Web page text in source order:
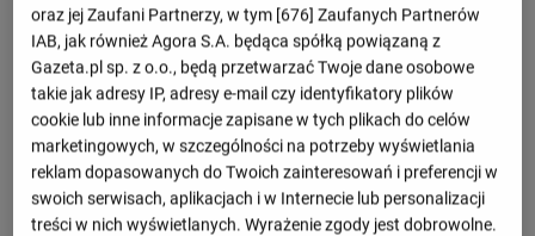
Ostatnie mecze
Unia Skierniewice
- : -
05.08, 17:45 Sokol Kleczew
Sokol Kleczew
0 : 0
0 : 0
Zawisza Bydgoszcz
1 : 1
0 : 0 Sokol Kleczew
oraz jej Zaufani Partnerzy, w tym [676] Zaufanych Partnerów
IAB, jak również Agora S.A. będąca spółką powiązaną z
Gazeta.pl sp. z o.o., będą przetwarzać Twoje dane osobowe
takie jak adresy IP, adresy e-mail czy identyfikatory plików
cookie lub inne informacje zapisane w tych plikach do celów
marketingowych, w szczególności na potrzeby wyświetlania
reklam dopasowanych do Twoich zainteresowań i preferencji w
swoich serwisach, aplikacjach i w Internecie lub personalizacji
treści w nich wyświetlanych. Wyrażenie zgody jest dobrowolne.